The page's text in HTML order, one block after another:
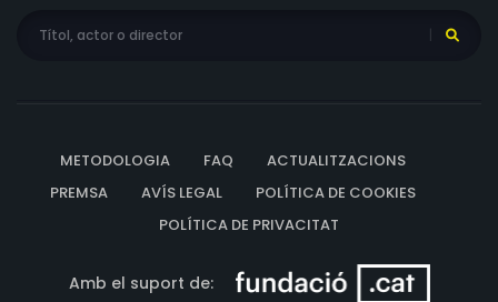
METODOLOGIA FAQ
ACTUALITZACIONS
PREMSA
AVÍS LEGAL
POLÍTICA DE COOKIES
POLÍTICA DE PRIVACITAT
Amb el suport de: